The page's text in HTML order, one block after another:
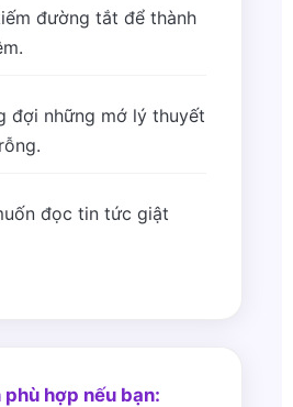
đường tắt để thành
đợi những mớ lý thuyết
đọc tin tức giật
phù hợp nếu bạn: